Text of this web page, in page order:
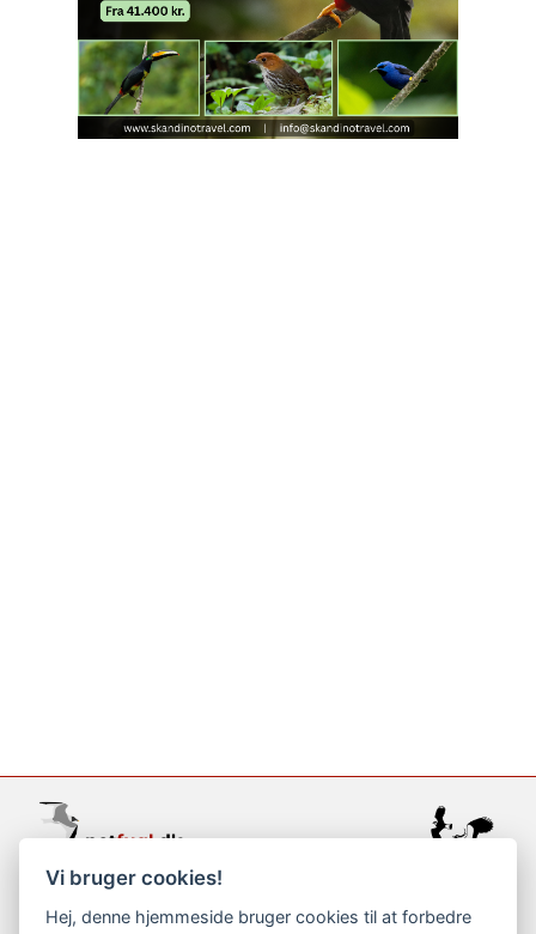
support@netfugl.dk
Vi bruger cookies!
Hej, denne hjemmeside bruger cookies til at forbedre